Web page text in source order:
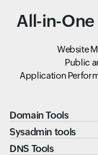
All-in-
Website
Public
Application
Domain Tools
Sysadmin tools
DNS Tools